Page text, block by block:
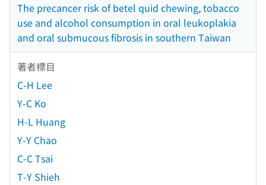
The precancer risk of betel quid chewing, tobacco
use and alcohol consumption in oral leukoplakia
and oral submucous fibrosis in southern Taiwan
著者標目
C-H Lee
Y-C Ko
H-L Huang
Y-Y Chao
C-C Tsai
T-Y Shieh